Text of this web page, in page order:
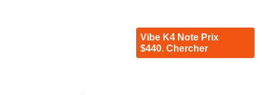
Vibe K4 Note Prix
$440. Chercher